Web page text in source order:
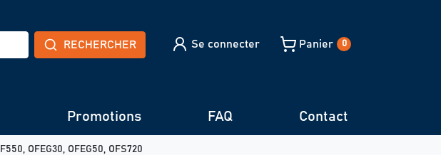
RECHERCHER Se connecter Panier 0
Promotions FAQ Contact
OFEG30, OFEG50, OFS720